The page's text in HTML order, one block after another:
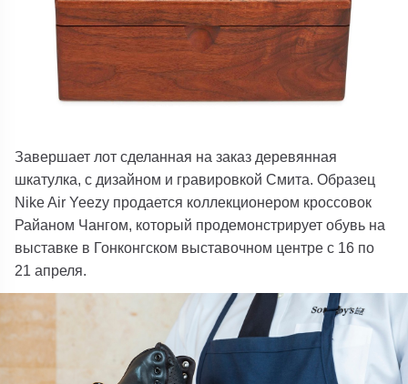
Завершает лот сделанная на заказ деревянная
шкатулка, с дизайном и гравировкой Смита. Образец
Nike Air Yeezy продается коллекционером кроссовок
Райаном Чангом, который продемонстрирует обувь на
выставке в Гонконгском выставочном центре с 16 по
21 апреля.